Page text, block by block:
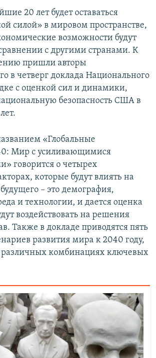
20 лет будет оставаться
силой» в мировом пространстве,
возможности будут
с другими странами. К
пришли авторы
в четверг доклада Национального
с оценкой сил и динамики,
безопасность США в
«Глобальные
Мир с усиливающимися
говорится о четырех
которые будут влиять на
– это демография,
и технологии, и дается оценка
воздействовать на решения
Также в докладе приводятся пять
развития мира к 2040 году,
комбинациях ключевых